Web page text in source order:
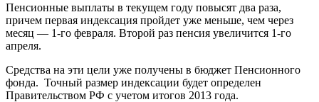
Пенсионные выплаты в текущем году повысят два раза,
причем первая индексация пройдет уже меньше, чем через
месяц — 1-го февраля. Второй раз пенсия увеличится 1-го
апреля.
Средства на эти цели уже получены в бюджет Пенсионного
фонда. Точный размер индексации будет определен
Правительством РФ с учетом итогов 2013 года.